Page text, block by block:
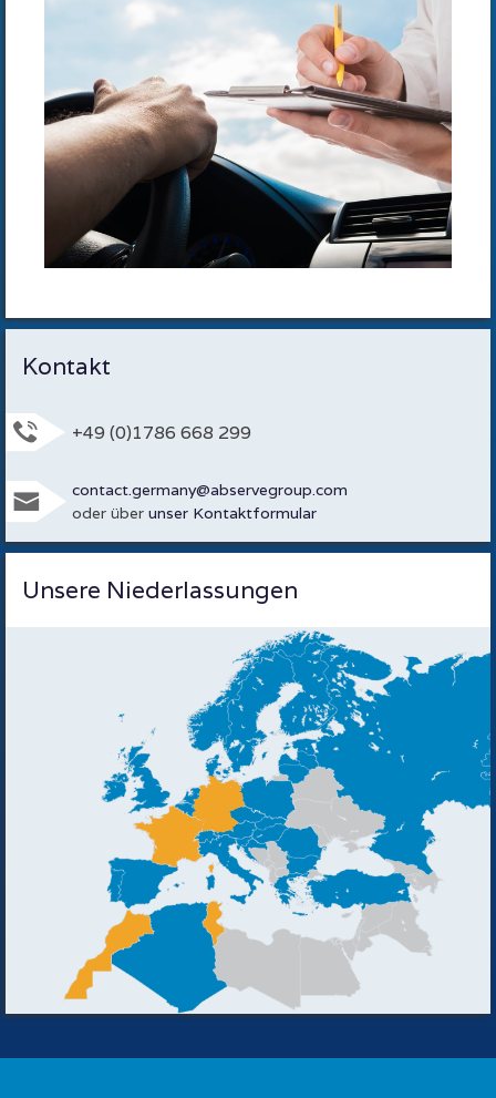
Kontakt
+49 (0)1786 668 299
contact.germany@abservegroup.com
oder über unser Kontaktformular
Unsere Niederlassungen